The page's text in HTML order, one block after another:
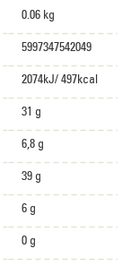
0.06 kg
5997347542049
2074kJ/ 497kcal
31 g
6,8 g
39 g
6 g
0 g